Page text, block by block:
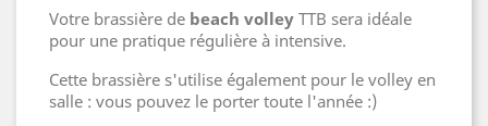
Votre brassière de beach volley TTB sera idéale
pour une pratique régulière à intensive.
Cette brassière s'utilise également pour le volley en
salle : vous pouvez le porter toute l'année :)